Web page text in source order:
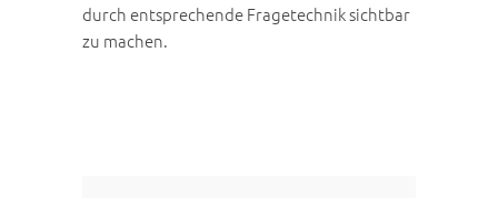
durch entsprechende Fragetechnik sichtbar
zu machen.